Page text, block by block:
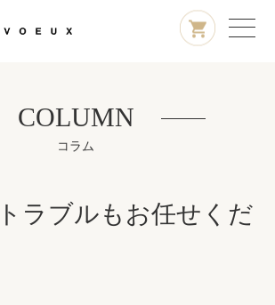
COLUMN
コラム
ラブルもお任せくだ